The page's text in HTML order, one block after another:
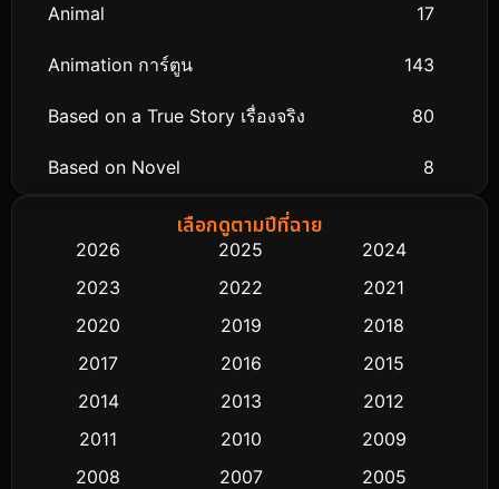
Animal 17
Animation การ์ตูน 143
Based on a True Story เรื่องจริง 80
Based on Novel 8
Biography ชีวิตจริง
Classic หนังคลาสสิก
Comedy ตลก 453
Crime อาชญากรรม 530
เลือกดูตามปีที่ฉาย
2026 2025
2024
2023
2022
2021
2020
2019
2018
2017
2016
2015
2014
2013
2012
2011
2010
2009
2008
2007
2005